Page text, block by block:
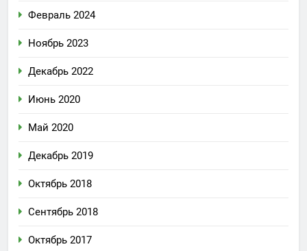
Февраль 2024
Ноябрь 2023
Декабрь 2022
Июнь 2020
Май 2020
Декабрь 2019
Октябрь 2018
Сентябрь 2018
Октябрь 2017